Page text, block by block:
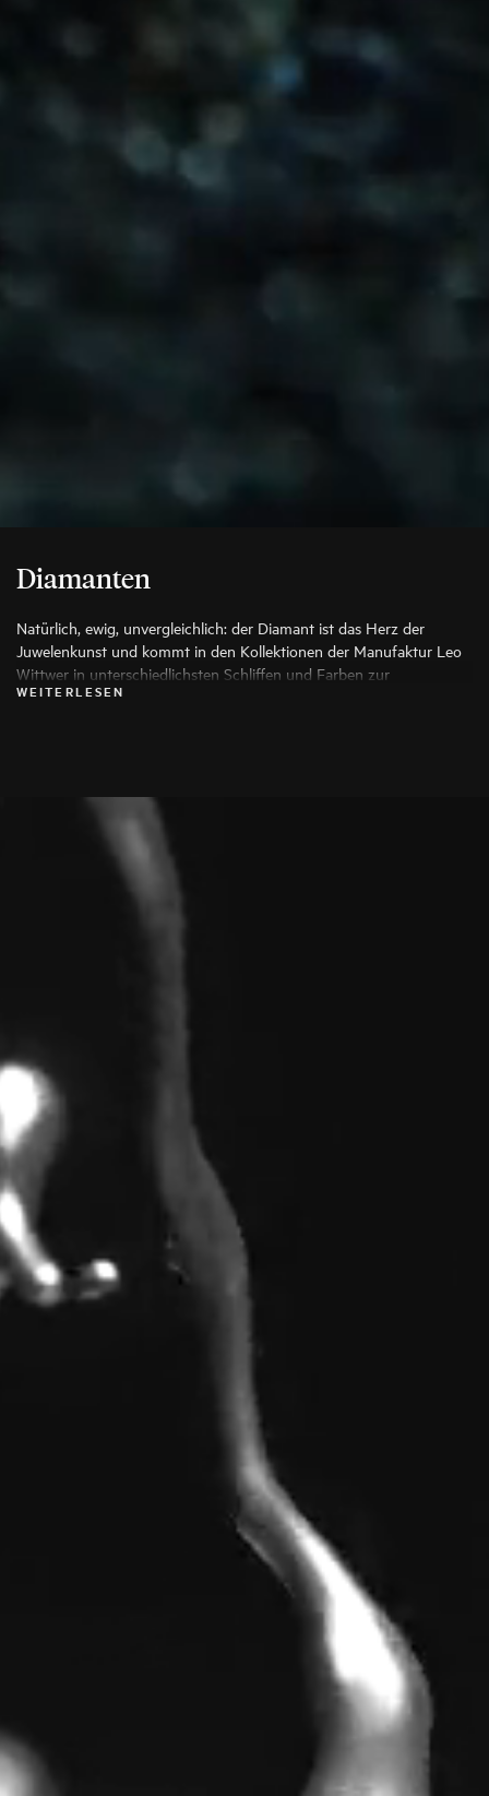
Diamanten
Natürlich, ewig, unvergleichlich: der Diamant ist das Herz der
Juwelenkunst und kommt in den Kollektionen der Manufaktur Leo
Wittwer in unterschiedlichsten Schliffen und Farben zur
Anwendung, die seine Schönheit auf die Spitze treiben. Es werden
WEITERLESEN